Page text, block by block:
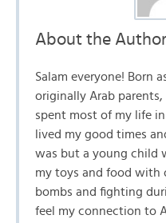
About the
Salam everyone! Born
originally Arab parents,
spent most of my life
lived my good times
was but a young child
my toys and food with
bombs and fighting
feel my connection to